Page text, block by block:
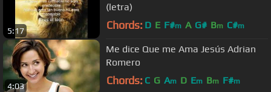
5:17
(letra)
Chords: D E F#m A G# Bm C#m
4:03
Me dice Que me Ama Jesús Adrian
Romero
Chords: C G Am D Em Bm F#m